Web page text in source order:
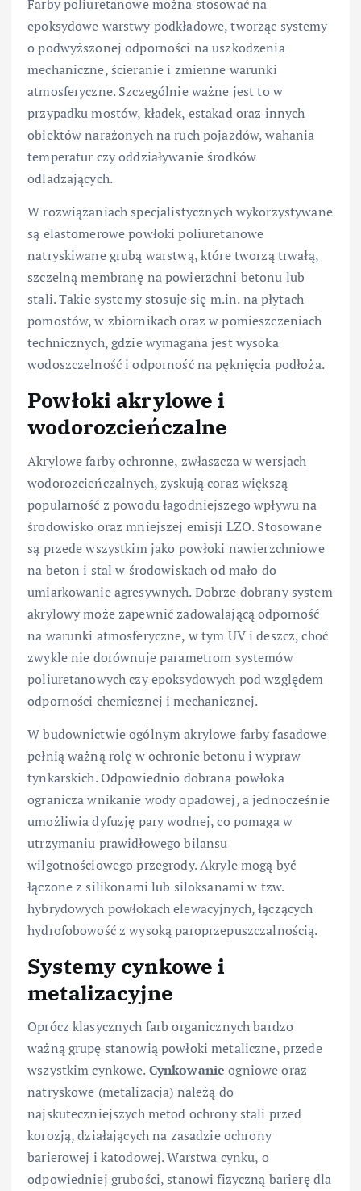
Farby poliuretanowe można stosować na
epoksydowe warstwy podkładowe, tworząc systemy
o podwyższonej odporności na uszkodzenia
mechaniczne, ścieranie i zmienne warunki
atmosferyczne. Szczególnie ważne jest to w
przypadku mostów, kładek, estakad oraz innych
obiektów narażonych na ruch pojazdów, wahania
temperatur czy oddziaływanie środków
odladzających.
W rozwiązaniach specjalistycznych wykorzystywane
są elastomerowe powłoki poliuretanowe
natryskiwane grubą warstwą, które tworzą trwałą,
szczelną membranę na powierzchni betonu lub
stali. Takie systemy stosuje się m.in. na płytach
pomostów, w zbiornikach oraz w pomieszczeniach
technicznych, gdzie wymagana jest wysoka
wodoszczelność i odporność na pęknięcia podłoża.
Powłoki akrylowe i
wodorozcieńczalne
Akrylowe farby ochronne, zwłaszcza w wersjach
wodorozcieńczalnych, zyskują coraz większą
popularność z powodu łagodniejszego wpływu na
środowisko oraz mniejszej emisji LZO. Stosowane
są przede wszystkim jako powłoki nawierzchniowe
na beton i stal w środowiskach od mało do
umiarkowanie agresywnych. Dobrze dobrany system
akrylowy może zapewnić zadowalającą odporność
na warunki atmosferyczne, w tym UV i deszcz, choć
zwykle nie dorównuje parametrom systemów
poliuretanowych czy epoksydowych pod względem
odporności chemicznej i mechanicznej.
W budownictwie ogólnym akrylowe farby fasadowe
pełnią ważną rolę w ochronie betonu i wypraw
tynkarskich. Odpowiednio dobrana powłoka
ogranicza wnikanie wody opadowej, a jednocześnie
umożliwia dyfuzję pary wodnej, co pomaga w
utrzymaniu prawidłowego bilansu
wilgotnościowego przegrody. Akryle mogą być
łączone z silikonami lub siloksanami w tzw.
hybrydowych powłokach elewacyjnych, łączących
hydrofobowość z wysoką paroprzepuszczalnością.
Systemy cynkowe i
metalizacyjne
Oprócz klasycznych farb organicznych bardzo
ważną grupę stanowią powłoki metaliczne, przede
wszystkim cynkowe.Cynkowanie ogniowe oraz
natryskowe (metalizacja) należą do
najskuteczniejszych metod ochrony stali przed
korozją, działających na zasadzie ochrony
barierowej i katodowej. Warstwa cynku, o
odpowiedniej grubości, stanowi fizyczną barierę dla